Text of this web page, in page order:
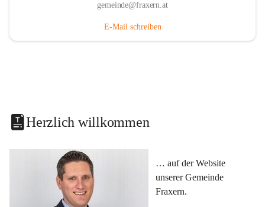
gemeinde@fraxern.at
E-Mail schreiben
Herzlich willkommen
… auf der Website
unserer Gemeinde
Fraxern.